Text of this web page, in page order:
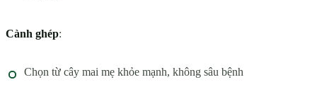
Cành ghép:
Chọn từ cây mai mẹ khỏe mạnh, không sâu bệnh